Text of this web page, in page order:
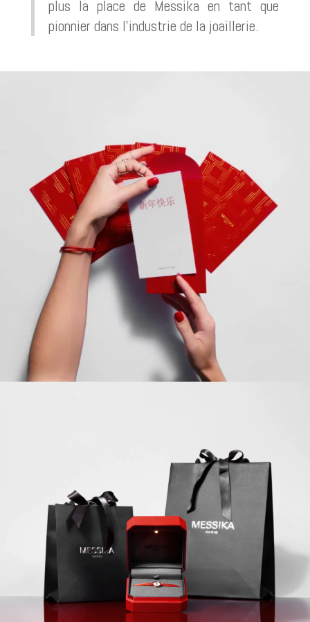
plus la place de Messika en tant que
pionnier dans l’industrie de la joaillerie.